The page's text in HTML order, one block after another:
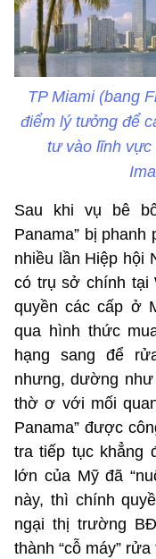
TP Miami (bang
điểm lý tưởng để
tư vào lĩnh
Sau khi vụ bê
Panama” bị
nhiều lần Hiệp hội
có trụ sở chính tại
quyền các cấp ở
qua hình thức
hạng sang để
nhưng, dường
thờ ơ với mối
Panama” được
tra tiếp tục khẳng
lớn của Mỹ đã
này, thì chính
ngại thị trường
thành “cỗ máy” rửa